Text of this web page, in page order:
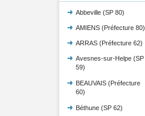
Abbeville (SP 80)
AMIENS (Préfecture 80)
ARRAS (Préfecture 62)
Avesnes-sur-Helpe (SP
59)
BEAUVAIS (Préfecture
60)
Béthune (SP 62)